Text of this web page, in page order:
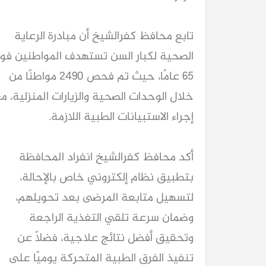
تابع محافظ كفرالشيخ أن مبادرة الرعاية
الصحية لكبار السن تستهدف المواطنين
65 عامًا، حيث تم فحص 2490 مواطنًا من
خلال الوحدات الصحية والزيارات المنزلية،
إجراء الاستبيانات الطبية اللازمة.
أكد محافظ كفرالشيخ انفراد المحافظة
بتطبيق نظام إلكتروني خاص بالإحالة،
لتسهيل متابعة المرضى بعد تحويلهم،
وضمان سرعة تلقي التغذية الراجعة
وتحقيق أفضل نتائج علاجية، فضلًا عن
تنفيذ الفرق الطبية المتحركة يوميًا على